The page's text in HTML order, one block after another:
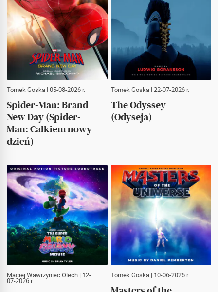
Tomek Goska | 05-08-2026 r.
Spider-Man: Brand
New Day (Spider-
Man: Całkiem nowy
dzień)
Tomek Goska| 22-07-2026 r.
The Odyssey
(Odyseja)
Maciej Wawrzyniec Olech | 12-
07-2026 r.
Tomek Goska| 10-06-2026 r.